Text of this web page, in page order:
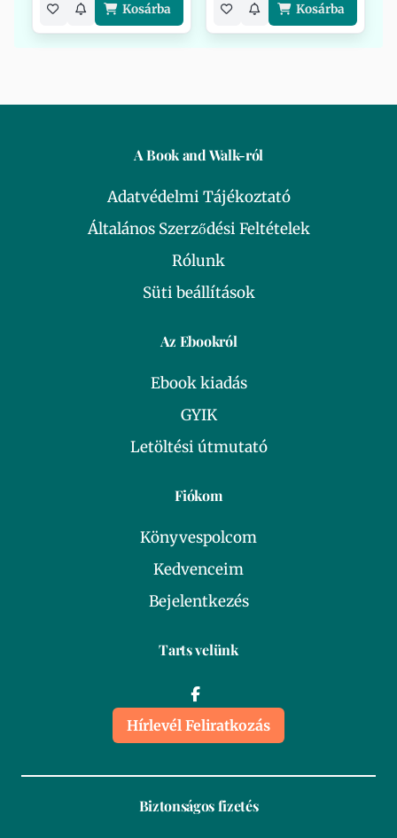
Kosárba Kosárba
A Book and Walk-ról
Adatvédelmi Tájékoztató
Általános Szerződési Feltételek
Rólunk
Süti beállítások
Az Ebookról
Ebook kiadás
GYIK
Letöltési útmutató
Fiókom
Könyvespolcom
Kedvenceim
Bejelentkezés
Tarts velünk
Hírlevél Feliratkozás
Biztonságos fizetés